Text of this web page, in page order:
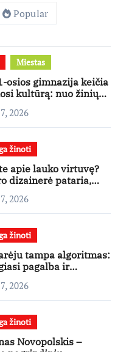
Popular
Miestas
osios gimnazija keičia
kultūrą: nuo žinių
– prie jų supratimo ir
2026
žinoti
apie lauko virtuvę?
dizainerė pataria,
2026
žinoti
tampa algoritmas:
pagalba ir
reklama?
2026
žinoti
Novopolskis –